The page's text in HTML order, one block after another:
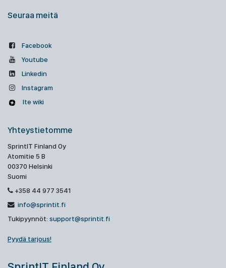
Seuraa meitä
Facebook
Youtube
Linkedin
Instagram
Ite wiki
Yhteystietomme
SprintIT Finland Oy
Atomitie 5 B
00370 Helsinki
Suomi
+358 44 977 3541
info@sprintit.fi
Tukipyynnöt: support@sprintit.fi
Pyydä tarjous!